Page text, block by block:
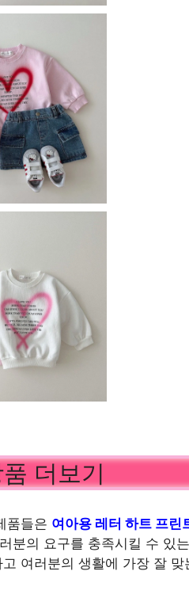
더보기
품들은 여아용 레터 하트 프린
분의 요구를 충족시킬 수 있
여러분의 생활에 가장 잘 맞